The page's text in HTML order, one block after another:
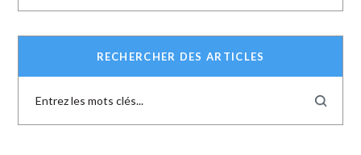
RECHERCHER DES ARTICLES